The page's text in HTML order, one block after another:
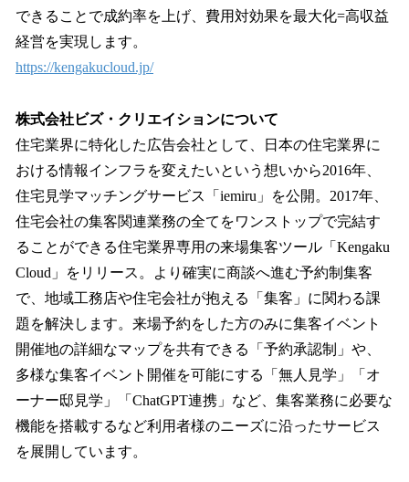
できることで成約率を上げ、費用対効果を最大化=高収益
経営を実現します。
https://kengakucloud.jp/
株式会社ビズ・クリエイションについて
住宅業界に特化した広告会社として、日本の住宅業界に
おける情報インフラを変えたいという想いから2016年、
住宅見学マッチングサービス「iemiru」を公開。2017年、
住宅会社の集客関連業務の全てをワンストップで完結す
ることができる住宅業界専用の来場集客ツール「Kengaku
Cloud」をリリース。より確実に商談へ進む予約制集客
で、地域工務店や住宅会社が抱える「集客」に関わる課
題を解決します。来場予約をした方のみに集客イベント
開催地の詳細なマップを共有できる「予約承認制」や、
多様な集客イベント開催を可能にする「無人見学」「オ
ーナー邸見学」「ChatGPT連携」など、集客業務に必要な
機能を搭載するなど利用者様のニーズに沿ったサービス
を展開しています。